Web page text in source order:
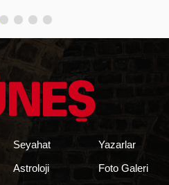
Seyahat
Astroloji
Yazarlar
Foto Galeri